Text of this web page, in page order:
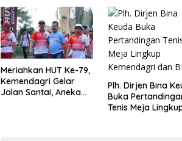
Meriahkan HUT Ke-79,
Kemendagri Gelar
Jalan Santai, Aneka
Plh. Dirjen Bina
Buka
Tenis Meja